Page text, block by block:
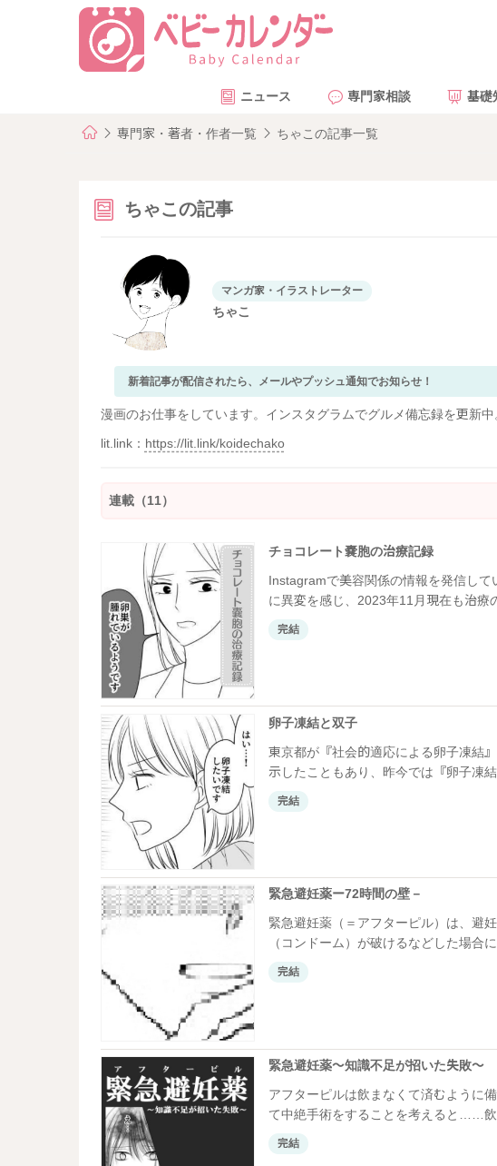
ニュース 専門家相談 基礎
専門家・著者・作者一覧 ちゃこの記事一覧
ちゃこの記事
マンガ家・イラストレーター
ちゃこ
新着記事が配信されたら、メールやプッシュ通知でお知らせ！
漫画のお仕事をしています。インスタグラムでグルメ備忘録を更新中
lit.link： https://lit.link/koidechako
連載（11）
チョコレート嚢胞の治療記録
Instagramで美容関係の情報を発信し
に異変を感じ、2023年11月現在も治療
ガを添えてchunkoさんの闘病記録をご
完結
卵子凍結と双子
東京都が『社会的適応による卵子凍結
示したこともあり、昨今では『卵子凍
に大きな注目を浴びています。そこで
上で取材をおこない、その体験をマン
完結
緊急避妊薬ー72時間の壁－
緊急避妊薬（＝アフターピル）は、避
（コンドーム）が破けるなどした場合
100%ではありませんし、副作用など
完結
緊急避妊薬～知識不足が招いた失敗～
アフターピルは飲まなくて済むように
て中絶手術をすることを考えると……飲
介するのは、まにみさんのケース。ま
完結